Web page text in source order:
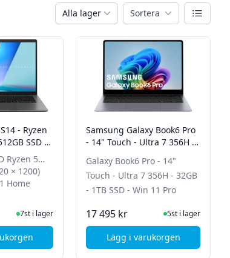
Alla lager Sortera Växla vy
- 512 GB SSD - Win 11 Home
- Ryzen
SSD -
Ryzen 5
× 1200)
Home
I Lager7st i lager
Vivobook S14 - Ryzen 5 220 - 16GB - 512GB SSD -
Samsung Galaxy Book6 Pro
- 14" Touch - Ultra 7 356H -
Galaxy Book6 Pro - 14"
Touch - Ultra 7 356H - 32GB
- 1TB SSD - Win 11 Pro
17 495 kr I Lager5st i lager
Lägg i varukorgen, Samsung Galaxy